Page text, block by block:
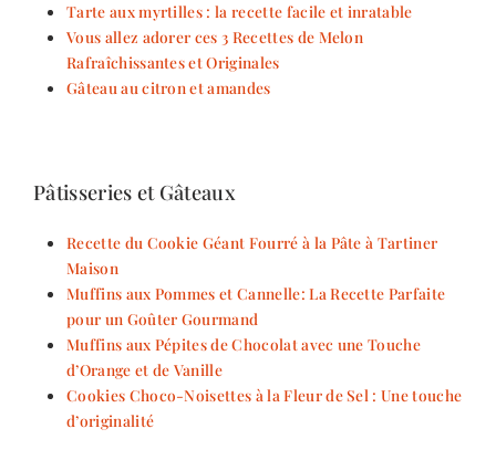
Tarte aux myrtilles : la recette facile et inratable
Vous allez adorer ces 3 Recettes de Melon
Rafraîchissantes et Originales
Gâteau au citron et amandes
Pâtisseries et Gâteaux
Recette du Cookie Géant Fourré à la Pâte à Tartiner
Maison
Muffins aux Pommes et Cannelle: La Recette Parfaite
pour un Goûter Gourmand
Muffins aux Pépites de Chocolat avec une Touche
d’Orange et de Vanille
Cookies Choco-Noisettes à la Fleur de Sel : Une touche
d’originalité